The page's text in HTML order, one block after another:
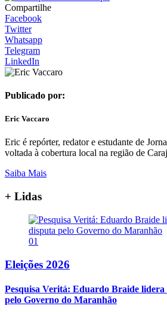
Compartilhe
Facebook
Twitter
Whatsapp
Telegram
LinkedIn
Publicado por:
Eric Vaccaro
Eric é repórter, redator e estudante de
voltada à cobertura local na região de
Saiba Mais
+ Lidas
01
Eleições 2026
Pesquisa Veritá: Eduardo Braide lidera
pelo Governo do Maranhão